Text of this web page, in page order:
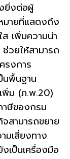
ยิ่งต่อผู้
มายที่แสดงถึง
เพิ่มความน่า
วยให้สามารถ
รงการ
นพื้นฐาน
พิ่ม (ภ.พ.20)
าษีของกรม
สามารถขยาย
มเสี่ยงทาง
ป็นเครื่องมือ